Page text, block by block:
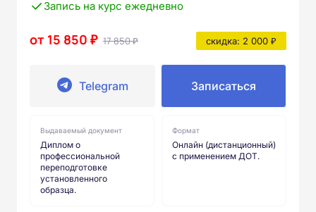
Запись на курс ежедневно
от 15 850 ₽ 17 850 ₽ скидка: 2 000 ₽
Telegram Записаться
Выдаваемый документ
Диплом о
профессиональной
переподготовке
установленного
образца.
Формат
Онлайн (дистанционный)
с применением ДОТ.